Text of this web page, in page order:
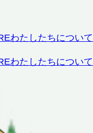
わたしたちについて
わたしたちについて